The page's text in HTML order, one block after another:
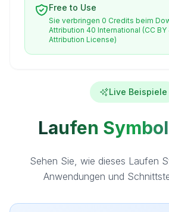
Free to Use
Sie verbringen 0 Credits beim
Attribution 40 International (CC BY
Attribution License)
Live Beispiele
Laufen
Sehen Sie, wie dieses Laufen
Anwendungen und